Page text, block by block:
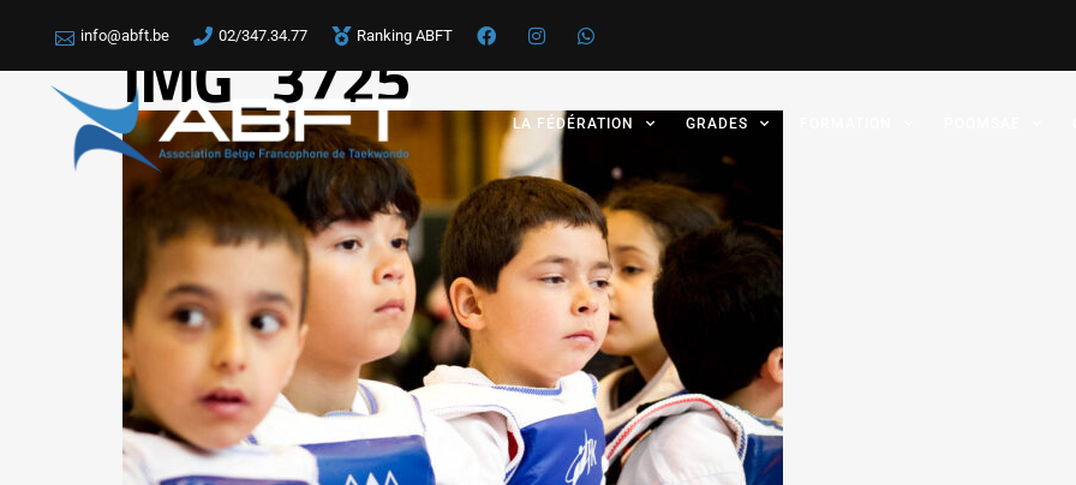
info@abft.be 02/347.34.77 Ranking ABFT
LA FÉDÉRATION GRADES
IMG_3725